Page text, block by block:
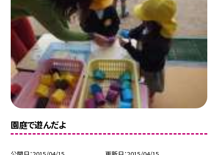
園庭で遊んだよ